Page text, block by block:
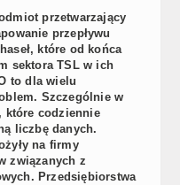
przetwarzający
przepływu
które od końca
sektora TSL w ich
to dla wielu
Szczególnie w
które codziennie
liczbę danych.
na firmy
związanych z
Przedsiębiorstwa